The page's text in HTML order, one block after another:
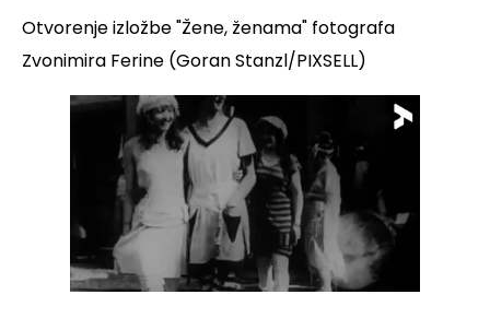
Otvorenje izložbe "Žene, ženama" fotografa
Zvonimira Ferine (Goran Stanzl/PIXSELL)